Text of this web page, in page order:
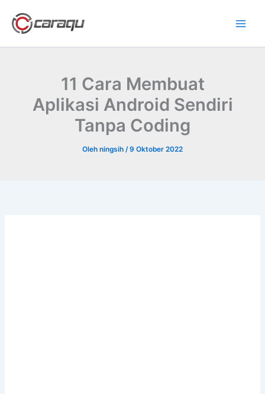
konten
11 Cara Membuat
Aplikasi Android Sendiri
Tanpa Coding
Oleh ningsih /9 Oktober 2022